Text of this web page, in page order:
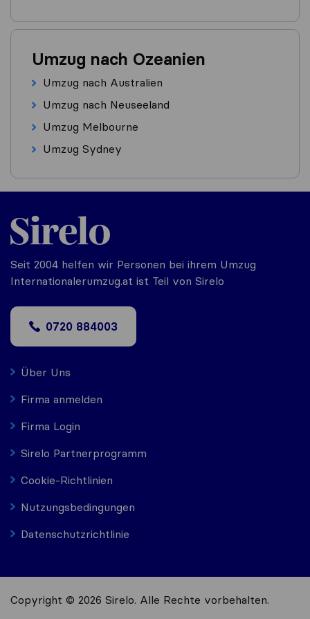
Umzug nach Ozeanien
Umzug nach Australien
Umzug nach Neuseeland
Umzug Melbourne
Umzug Sydney
Seit 2004 helfen wir Personen bei ihrem Umzug
Internationalerumzug.at ist Teil von Sirelo
0720 884003
Über Uns
Firma anmelden
Firma Login
Sirelo Partnerprogramm
Cookie-Richtlinien
Nutzungsbedingungen
Datenschutzrichtlinie
Copyright © 2026 Sirelo. Alle Rechte vorbehalten.